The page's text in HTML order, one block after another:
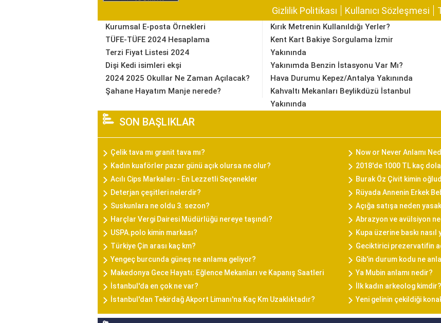
Gizlilik Politikası Kullanıcı Sözleşmesi
Kurumsal E-posta Örnekleri
TÜFE-TÜFE 2024 Hesaplama
Terzi Fiyat Listesi 2024
Dişi Kedi isimleri ekşi
2024 2025 Okullar Ne Zaman Açılacak?
Şahane Hayatım Manje nerede?
Kırık Metrenin Kullanıldığı Yerler?
Kent Kart Bakiye Sorgulama İzmir
Yakınında
Yakınımda Benzin İstasyonu Var Mı?
Hava Durumu Kepez/Antalya Yakınında
Kahvaltı Mekanları Beylikdüzü İstanbul
Yakınında
SON BAŞLIKLAR
Çelik tava mı granit tava mı?
Now or Never Anlamı
Kadın kuaförler pazar günü açık olursa ne olur?
2018'de 1000 TL kaç
Acılı Cips Markaları - En Lezzetli Seçenekler
Burak Öz Çivit kimin
Deterjan çeşitleri nelerdir?
Rüyada Annenin Erkek
Suskunlara ne oldu 3. sezon?
Açığa satışa neden
Harçlar Vergi Dairesi Müdürlüğü nereye taşındı?
Abrazyon ve avülsiyon
USPA.polo kimin markası?
Kupa üzerine baskı nasıl
Türkiye Çin arası kaç km?
Geciktirici prezervatifin
Yengeç burcunda güneş ne anlama geliyor?
Gib'in durum kodu ne
Makedonya Gece Hayatı: Eğlence Mekanları ve Kapanış Saatleri
Ya Mubin anlamı nedir?
İstanbul'da en çok ne var?
İlk kadın arkeolog kimdir?
İstanbul'dan Tekirdağ Akport Limanı'na Kaç Km Uzaklıktadır?
Yeni gelinin çekildiği